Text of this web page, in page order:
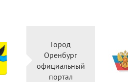
Город
Оренбург
официальный
портал